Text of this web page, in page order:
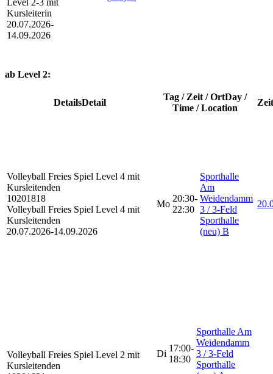
Kursleiterin
20.07.2026-
14.09.2026
ab Level 2:
DetailsDetail
Tag / Zeit / OrtDay /
Time / Location
Volleyball Freies Spiel Level 4 mit
Kursleitenden
10201818
Volleyball Freies Spiel Level 4 mit
Kursleitenden
20.07.2026-14.09.2026
Mo
20:30-
22:30
Sporthalle
Am
Weidendamm
3 / 3-Feld
Sporthalle
(neu) B
Volleyball Freies Spiel Level 2 mit
Kursleitenden
Di
17:00-
18:30
Sporthalle Am
Weidendamm
3 / 3-Feld
Sporthalle